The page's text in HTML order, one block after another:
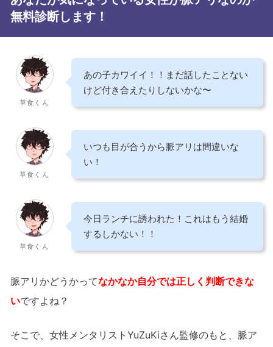
無料診断します！
草食くん
あの子カワイイ！！まだ話したことない
けど付き合えたりしないかな〜
草食くん
いつも目が合うから脈アリは間違いな
い！
草食くん
今日ランチに誘われた！これはもう結婚
するしかない！！
脈アリかどうかってなかなか自分では正しく判断できな
いですよね？
そこで、女性メンタリストYuZuKiさん監修のもと、脈ア